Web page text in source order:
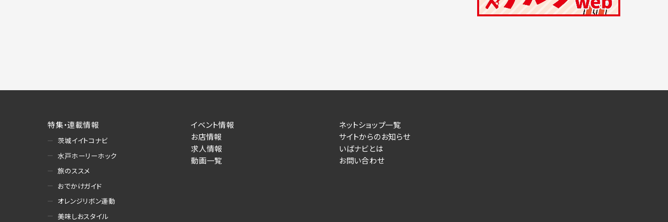
お客様が求職活動・応募等を行った企業によるお客様に対する採用・選考活動およびそれに伴うやりと
求人応募フォームより直接取得した氏名、住所、電話番号、メールアドレス、応募理由
・提供の手段又は方法
書面もしくは電磁的な方法（本サービスが提供する事業主専用の管理画面に表示）
(2)お客様がネット予約フォームより個人情報を送信した事業主（広告主）への提供
・提供の目的
お客様が予約申し込みを行った店舗によるお客様に対するサービス提供、およびその履行に伴うお客様
への連絡・情報提供
・提供する個人情報の項目
特集・連載情報
茨城イイトコナビ
水戸ホーリーホック
旅のススメ
おでかけガイド
オレンジリボン運動
美味しおスタイル
イベント情報
お店情報
求人情報
動画一覧
ネットショップ一覧
サイトからのお知らせ
いばナビとは
お問い合わせ